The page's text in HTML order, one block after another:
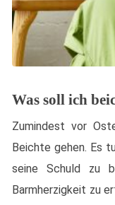
Was soll ich
Zumindest vor
Beichte gehen. Es
seine Schuld zu
Barmherzigkeit zu